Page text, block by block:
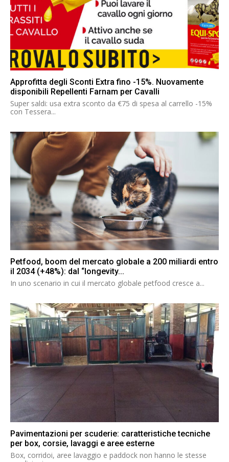
Approfitta degli Sconti Extra fino -15%. Nuovamente
disponibili Repellenti Farnam per Cavalli
Super saldi: usa extra sconto da €75 di spesa al carrello -15%
con Tessera...
Petfood, boom del mercato globale a 200 miliardi entro
il 2034 (+48%): dal “longevity...
In uno scenario in cui il mercato globale petfood cresce a...
Pavimentazioni per scuderie: caratteristiche tecniche
per box, corsie, lavaggi e aree esterne
Box, corridoi, aree lavaggio e paddock non hanno le stesse